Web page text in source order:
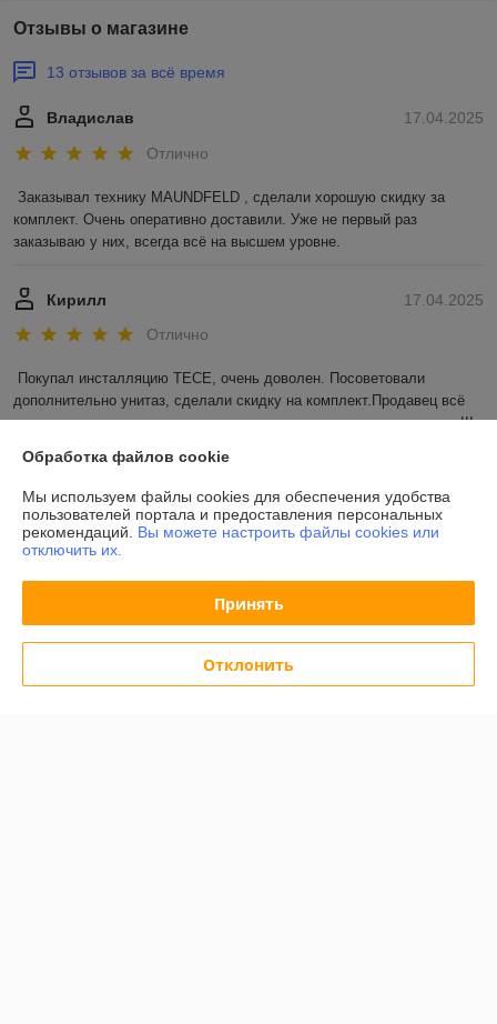
Отзывы о магазине
13 отзывов за всё время
17.04.2025
Владислав
Отлично
Заказывал технику MAUNDFELD , сделали хорошую скидку за
комплект. Очень оперативно доставили. Уже не первый раз
заказываю у них, всегда всё на высшем уровне.
17.04.2025
Кирилл
Отлично
Покупал инсталляцию TECE, очень доволен. Посоветовали
дополнительно унитаз, сделали скидку на комплект.Продавец всё
очень грамотно рассказал и посоветовал, остался очень доволен!!!
Показать все отзывы
О нас
Доставка и оплата
Обработка файлов cookie
Мы используем файлы cookies для обеспечения удобства
пользователей портала и предоставления персональных
рекомендаций. Вы можете настроить файлы cookies или
отключить их.
Принять
Отклонить